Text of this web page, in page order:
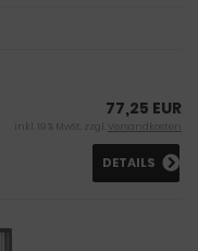
77,25 EUR
inkl. 19 % MwSt. zzgl. Versandkosten
DETAILS